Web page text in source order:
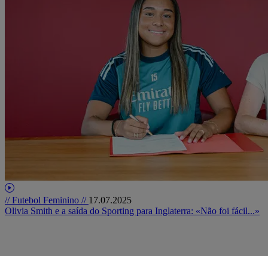
// Futebol Feminino // 17.07.2025
Olivia Smith e a saída do Sporting para Inglaterra: «Não foi fácil...»